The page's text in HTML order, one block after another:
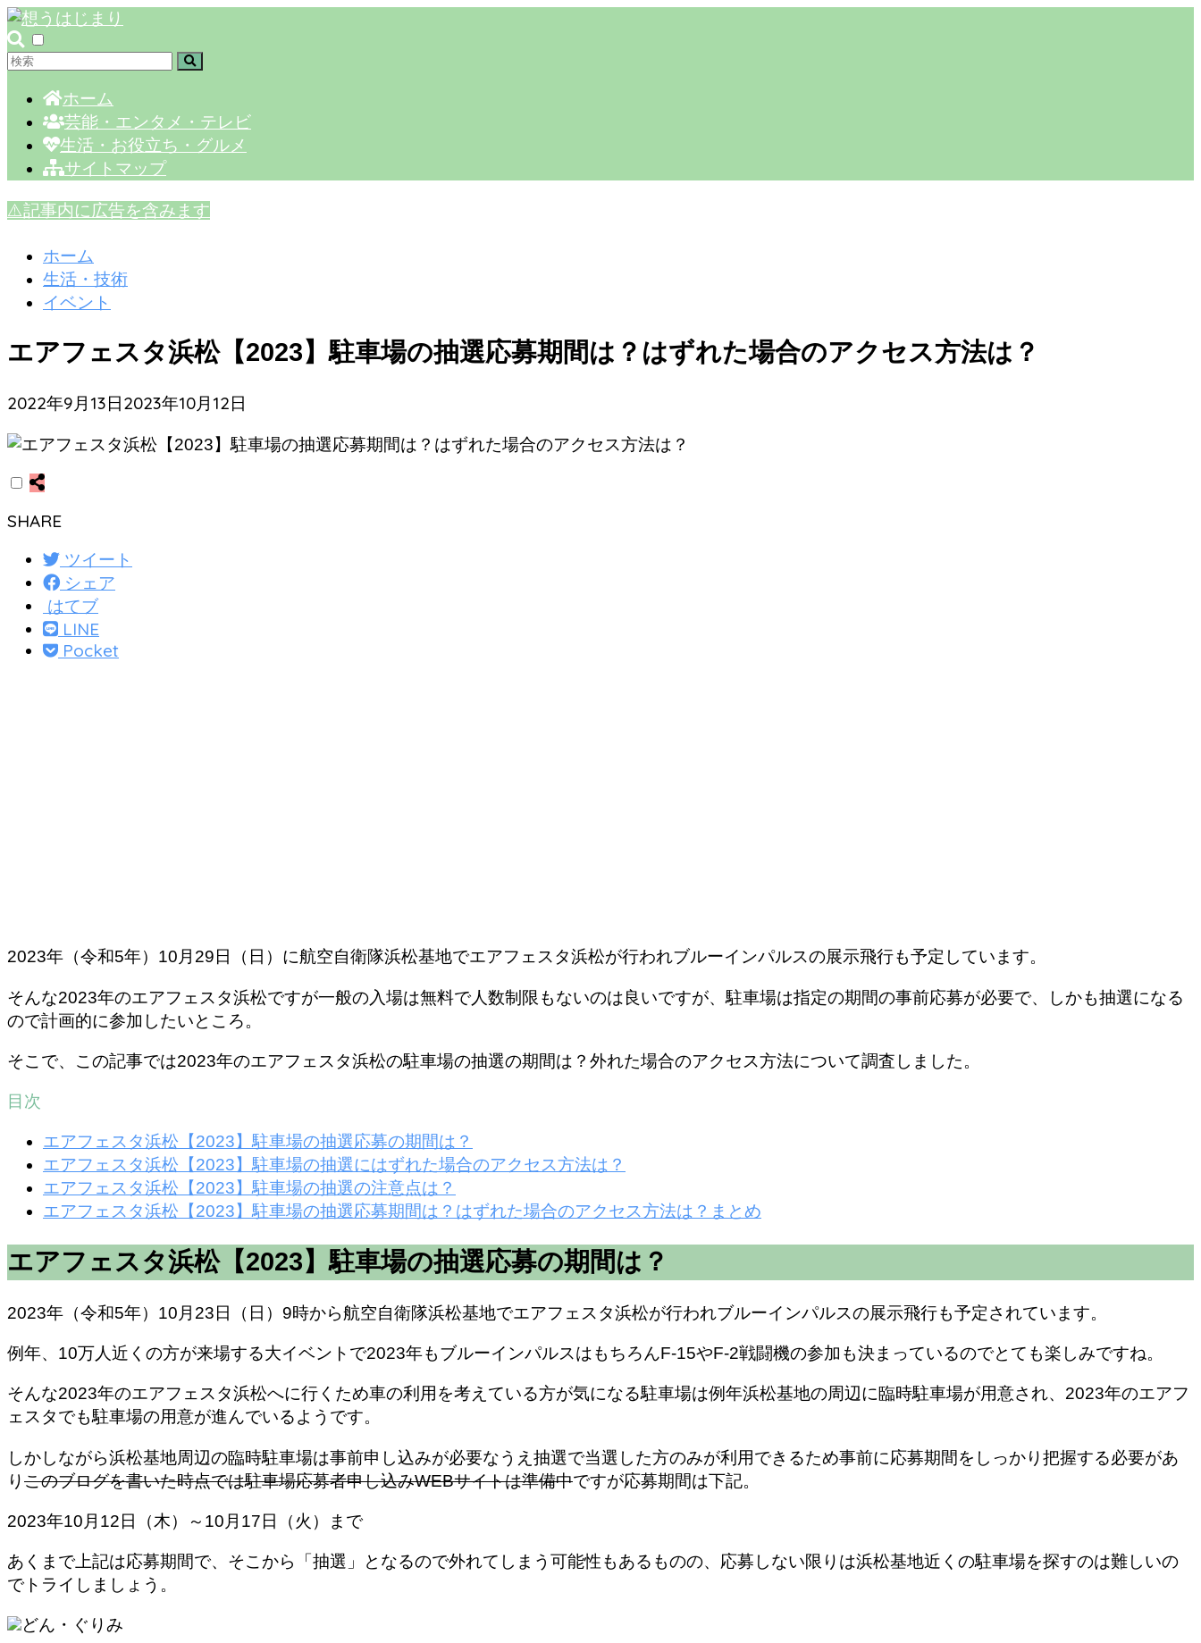
ホーム
芸能・エンタメ・テレビ
生活・お役立ち・グルメ
サイトマップ
⚠️記事内に広告を含みます
ホーム
生活・技術
イベント
エアフェスタ浜松【2023】駐車場の抽選応募期間は？はずれた場合のアクセス方法は？
2022年9月13日2023年10月12日
SHARE
ツイート
シェア
はてブ
LINE
Pocket
2023年（令和5年）10月29日（日）に航空自衛隊浜松基地でエアフェスタ浜松が行われブルーインパルスの展示飛行も予定しています。
そんな2023年のエアフェスタ浜松ですが一般の入場は無料で人数制限もないのは良いですが、駐車場は指定の期間の事前応募が必要で、しかも抽選になる
ので計画的に参加したいところ。
そこで、この記事では2023年のエアフェスタ浜松の駐車場の抽選の期間は？外れた場合のアクセス方法について調査しました。
目次
エアフェスタ浜松【2023】駐車場の抽選応募の期間は？
エアフェスタ浜松【2023】駐車場の抽選にはずれた場合のアクセス方法は？
エアフェスタ浜松【2023】駐車場の抽選の注意点は？
エアフェスタ浜松【2023】駐車場の抽選応募期間は？はずれた場合のアクセス方法は？まとめ
エアフェスタ浜松【2023】駐車場の抽選応募の期間は？
2023年（令和5年）10月23日（日）9時から航空自衛隊浜松基地でエアフェスタ浜松が行われブルーインパルスの展示飛行も予定されています。
例年、10万人近くの方が来場する大イベントで2023年もブルーインパルスはもちろんF-15やF-2戦闘機の参加も決まっているのでとても楽しみですね。
そんな2023年のエアフェスタ浜松へに行くため車の利用を考えている方が気になる駐車場は例年浜松基地の周辺に臨時駐車場が用意され、2023年のエアフ
ェスタでも駐車場の用意が進んでいるようです。
しかしながら浜松基地周辺の臨時駐車場は事前申し込みが必要なうえ抽選で当選した方のみが利用できるため事前に応募期間をしっかり把握する必要があ
りこのブログを書いた時点では駐車場応募者申し込みWEBサイトは準備中ですが応募期間は下記。
2023年10月12日（木）～10月17日（火）まで
あくまで上記は応募期間で、そこから「抽選」となるので外れてしまう可能性もあるものの、応募しない限りは浜松基地近くの駐車場を探すのは難しいの
でトライしましょう。
どん・ぐりみ